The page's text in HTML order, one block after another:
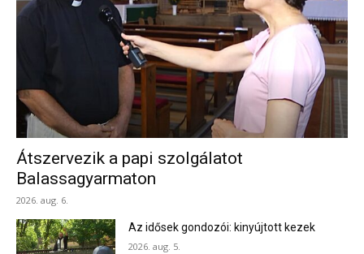
Átszervezik a papi szolgálatot
Balassagyarmaton
2026. aug. 6.
Az idősek gondozói: kinyújtott kezek
2026. aug. 5.